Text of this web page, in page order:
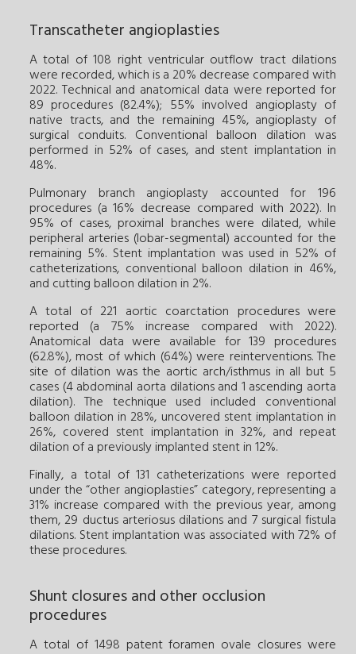
Transcatheter angioplasties
A total of 108 right ventricular outflow tract dilations
were recorded, which is a 20% decrease compared with
2022. Technical and anatomical data were reported for
89 procedures (82.4%); 55% involved angioplasty of
native tracts, and the remaining 45%, angioplasty of
surgical conduits. Conventional balloon dilation was
performed in 52% of cases, and stent implantation in
48%.
Pulmonary branch angioplasty accounted for 196
procedures (a 16% decrease compared with 2022). In
95% of cases, proximal branches were dilated, while
peripheral arteries (lobar-segmental) accounted for the
remaining 5%. Stent implantation was used in 52% of
catheterizations, conventional balloon dilation in 46%,
and cutting balloon dilation in 2%.
A total of 221 aortic coarctation procedures were
reported (a 75% increase compared with 2022).
Anatomical data were available for 139 procedures
(62.8%), most of which (64%) were reinterventions. The
site of dilation was the aortic arch/isthmus in all but 5
cases (4 abdominal aorta dilations and 1 ascending aorta
dilation). The technique used included conventional
balloon dilation in 28%, uncovered stent implantation in
26%, covered stent implantation in 32%, and repeat
dilation of a previously implanted stent in 12%.
Finally, a total of 131 catheterizations were reported
under the “other angioplasties” category, representing a
31% increase compared with the previous year, among
them, 29 ductus arteriosus dilations and 7 surgical fistula
dilations. Stent implantation was associated with 72% of
these procedures.
Shunt closures and other occlusion
procedures
A total of 1498 patent foramen ovale closures were